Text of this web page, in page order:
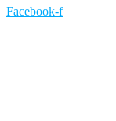
Facebook-f